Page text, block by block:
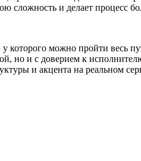
сложность и делает процесс
которого можно пройти весь
но и с доверием к
и акцента на реальном